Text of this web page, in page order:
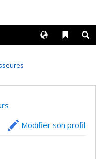
Liens
Langues
Modifier son profil